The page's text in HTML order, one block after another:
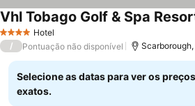
4 EstrelasHotel
Vhl Tobago Golf & Spa
/ Pontuação não disponível
Selecione as datas para ver os preços
exatos.